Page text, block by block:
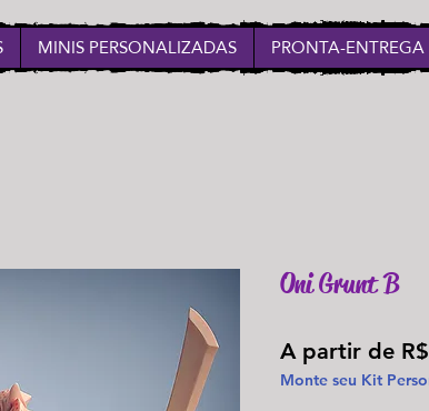
MINIS PERSONALIZADAS PRONTA-ENTREGA
Oni Grunt B
A partir de
Monte seu Kit